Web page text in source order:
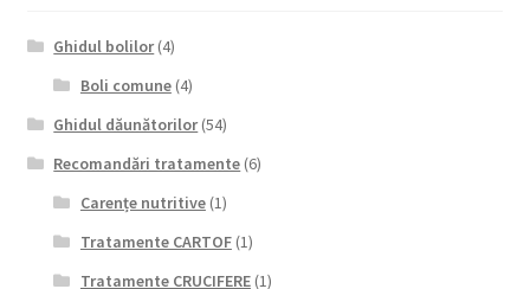
Ghidul bolilor(4)
Boli comune(4)
Ghidul dăunătorilor(54)
Recomandări tratamente (6)
Carențe nutritive(1)
Tratamente CARTOF(1)
Tratamente CRUCIFERE(1)